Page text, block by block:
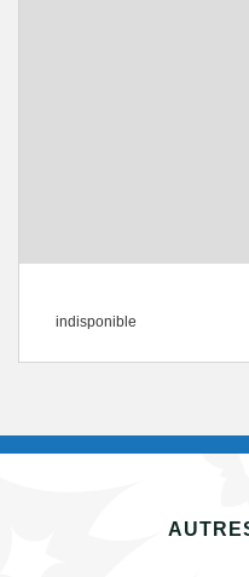
indisponible